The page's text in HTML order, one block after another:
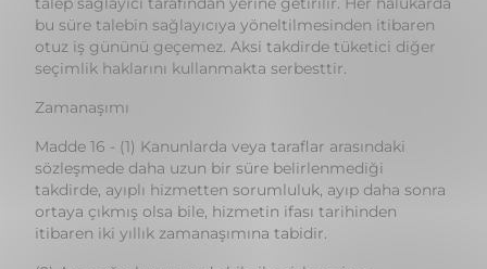
Zamanaşımı
Madde 16 - (1) Kanunlarda veya taraflar arasındaki
sözleşmede daha uzun bir süre belirlenmediği
takdirde, ayıplı hizmetten sorumluluk, ayıp daha sonra
ortaya çıkmış olsa bile, hizmetin ifası tarihinden
itibaren iki yıllık zamanaşımına tabidir.
(2) Ayıp, ağır kusur ya da hile ile gizlenmişse
zamanaşımı hükümleri uygulanmaz.